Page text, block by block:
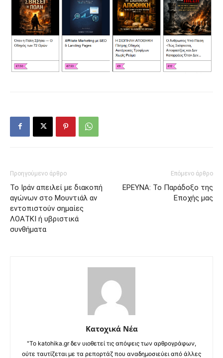
Προηγούμενο άρθρο
Το Ιράν απειλεί με διακοπή
αγώνων στο Μουντιάλ αν
εντοπιστούν σημαίες
ΛΟΑΤΚΙ ή υβριστικά
συνθήματα
Επόμενο άρθρο
EΡEYNA: Το Παράδοξο της
Εποχής μας
Κατοχικά Νέα
"Το katohika.gr δεν υιοθετεί τις απόψεις των αρθρογράφων,
ούτε ταυτίζεται με τα ρεπορτάζ που αναδημοσιεύει από άλλες